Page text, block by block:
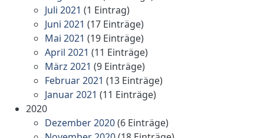
Juli 2021 (1 Eintrag)
Juni 2021 (17 Einträge)
Mai 2021 (19 Einträge)
April 2021 (11 Einträge)
März 2021 (9 Einträge)
Februar 2021 (13 Einträge)
Januar 2021 (11 Einträge)
2020
Dezember 2020(6 Einträge)